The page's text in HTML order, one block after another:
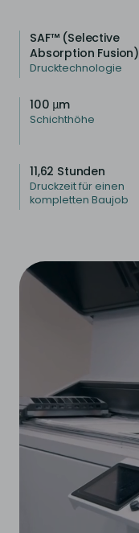
SAF™ (Selective
Absorption Fusion)
Drucktechnologie
100 μm
Schichthöhe
11,62 Stunden
Druckzeit für einen
kompletten Baujob